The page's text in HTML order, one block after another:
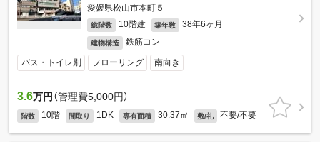
愛媛県松山市本町５
総階数 10階建 築年数 38年6ヶ月
建物構造 鉄筋コン
バス・トイレ別 フローリング 南向き
3.6万円 （管理費5,000円）
階数 10階 間取り 1DK 専有面積 30.37㎡ 敷/礼 不要/不要